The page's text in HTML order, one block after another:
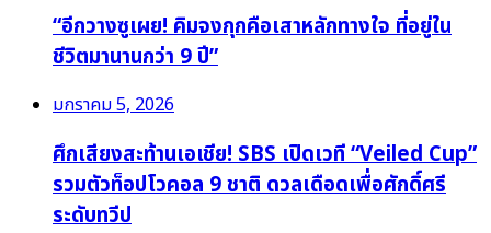
“อีกวางซูเผย! คิมจงกุกคือเสาหลักทางใจ ที่อยู่ใน
ชีวิตมานานกว่า 9 ปี”
มกราคม 5, 2026
ศึกเสียงสะท้านเอเชีย! SBS เปิดเวที “Veiled Cup”
รวมตัวท็อปโวคอล 9 ชาติ ดวลเดือดเพื่อศักดิ์ศรี
ระดับทวีป